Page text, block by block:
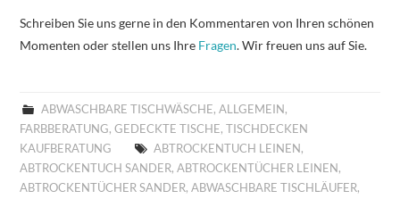
Schreiben Sie uns gerne in den Kommentaren von Ihren schönen
Momenten oder stellen uns Ihre Fragen. Wir freuen uns auf Sie.
ABWASCHBARE TISCHWÄSCHE, ALLGEMEIN,
FARBBERATUNG,GEDECKTE TISCHE,TISCHDECKEN
KAUFBERATUNG
ABTROCKENTUCH LEINEN,
ABTROCKENTUCH SANDER,ABTROCKENTÜCHER LEINEN,
ABTROCKENTÜCHER SANDER,ABWASCHBARE TISCHLÄUFER,